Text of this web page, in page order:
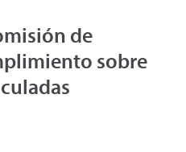
de
sobre